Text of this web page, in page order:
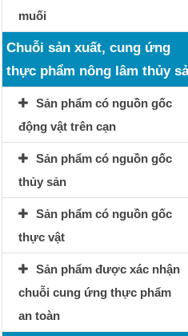
muối
Chuỗi sản xuất, cung ứng
thực phẩm nông lâm thủy
Sản phẩm có nguồn gốc
động vật trên cạn
Sản phẩm có nguồn gốc
thủy sản
Sản phẩm có nguồn gốc
thực vật
Sản phẩm được xác nhận
chuỗi cung ứng thực phẩm
an toàn